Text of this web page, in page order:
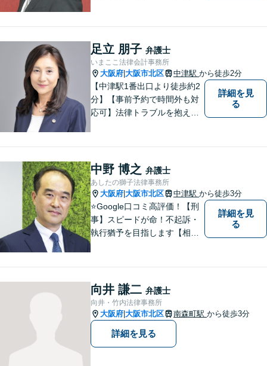
え込むことなくまずはご相談
ください。【完全個室対応】
足立 朋子 弁護士
いまここ法律会計事務所
大阪府 大阪市北区 中津駅 から徒歩2分
【中津駅1番出口より徒歩約2
分】【事前予約で時間外も対
応可】法律トラブルを抱える
業務、税務処理等も対応して
おります。 お気軽にご相談く
ださい。
詳細を見
る
中野 博之 弁護士
あしたの獅子法律事務所
大阪府 大阪市北区 中津駅 から徒歩3分
⭐️Google口コミ高評価！【刑
事】スピードが命！不起訴・
執行猶予を目指します【相
財・労働問題【夜間・休日対
応】
詳細を見
る
向井 謙二 弁護士
向井・竹内法律事務所
大阪府 大阪市北区 南森町駅 から徒歩3分
詳細を見る